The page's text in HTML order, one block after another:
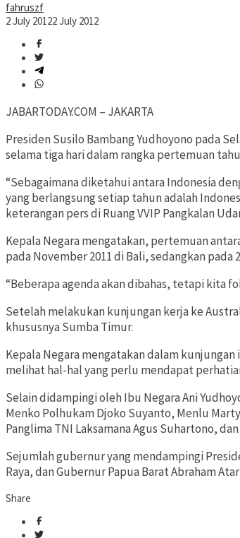
fahruszf
2 July 20122 July 2012
JABARTODAY.COM – JAKARTA
Presiden Susilo Bambang Yudhoyono pada
selama tiga hari dalam rangka pertemuan
“Sebagaimana diketahui antara Indonesia
yang berlangsung setiap tahun adalah
keterangan pers di Ruang VVIP Pangkalan
Kepala Negara mengatakan, pertemuan
pada November 2011 di Bali, sedangkan pada
“Beberapa agenda akan dibahas, tetapi kita
Setelah melakukan kunjungan kerja ke
khususnya Sumba Timur.
Kepala Negara mengatakan dalam
melihat hal-hal yang perlu mendapat
Selain didampingi oleh Ibu Negara Ani
Menko Polhukam Djoko Suyanto, Menlu
Panglima TNI Laksamana Agus Suhartono,
Sejumlah gubernur yang mendampingi
Raya, dan Gubernur Papua Barat Abraham
Share